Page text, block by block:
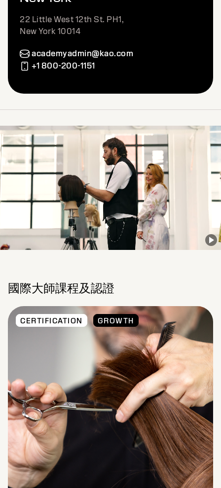
22 Little West 12th St. PH1,
New York 10014
academyadmin@kao.com
+1 800-200-1151
國際大師課程及認證
CERTIFICATION GROWTH